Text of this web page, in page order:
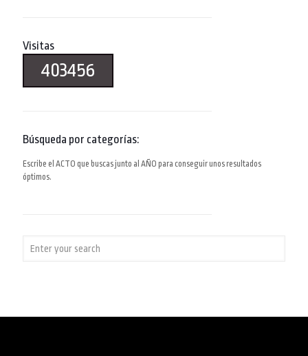
Visitas
403456
Búsqueda por categorías:
Escribe el ACTO que buscas junto al AÑO para conseguir unos resultados
óptimos.